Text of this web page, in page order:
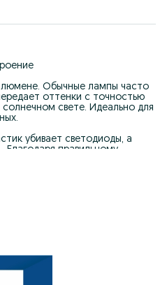
Обычные лампы часто
оттенки с точностью
свете. Идеально для
убивает светодиоды, а
правильному
в исполнении. Эти
туда, где он нужен именно